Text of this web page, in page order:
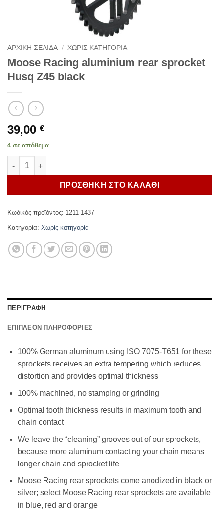
ΑΡΧΙΚΗ ΣΕΛΙΔΑ / ΧΩΡΙΣ ΚΑΤΗΓΟΡΙΑ
Moose Racing aluminium rear sprocket
Husq Z45 black
39,00 €
4 σε απόθεμα
Moose Racing aluminium rear sprocket Husq Z45 black
ΠΡΟΣΘΗΚΗ ΣΤΟ ΚΑΛΑΘΙ
Κωδικός προϊόντος: 1211-1437
Κατηγορία: Χωρίς κατηγορία
ΠΕΡΙΓΡΑΦΗ
ΕΠΙΠΛΕΟΝ ΠΛΗΡΟΦΟΡΙΕΣ
100% German aluminum using ISO 7075-T651 for these
sprockets receives an extra tempering which reduces
distortion and provides optimal thickness
100% machined, no stamping or grinding
Optimal tooth thickness results in maximum tooth and
chain contact
We leave the “cleaning” grooves out of our sprockets,
because more aluminum contacting your chain means
longer chain and sprocket life
Moose Racing rear sprockets come anodized in black or
silver; select Moose Racing rear sprockets are available
in blue, red and orange